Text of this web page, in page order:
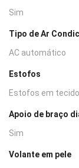
Sim
Tipo de Ar
AC automático
Estofos
Estofos em tecido
Apoio de braço
Sim
Volante em pele